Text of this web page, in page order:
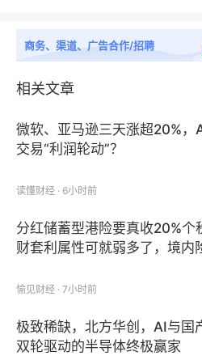
故事的开端可以追溯到十九世
（Badische Anilin- &
厂）刚成立20年，一位名叫
理来到中国，他远赴而来的任
二十世纪初，巴斯夫将阴丹士
料不仅色泽鲜艳，而且耐洗
并在香港成立子公司——巴斯
继在北京、上海和广州设立了
商务、渠道、广告合作/招聘
相关文章
微软、亚马逊三天涨超20%，
交易“利润轮动”？
读懂财经 · 6小时前
分红储蓄型港险要真收20%个
财套利属性可就弱多了，境内
愉见财经 · 7小时前
极致稀缺，北方华创，AI与国
双轮驱动的半导体终极赢家